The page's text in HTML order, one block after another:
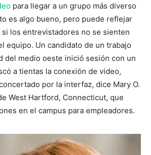
para llegar a un grupo más diverso
es algo bueno, pero puede reflejar
si los entrevistadores no se sienten
equipo. Un candidato de un trabajo
del medio oeste inició sesión con un
a tientas la conexión de video,
por la interfaz, dice Mary O.
West Hartford, Connecticut, que
en el campus para empleadores.